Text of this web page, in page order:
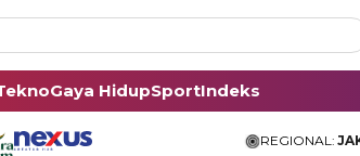
Gaya HidupSportIndeks
REGIONAL: